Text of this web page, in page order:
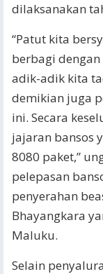
dilaksanakan
“Patut kita
berbagi
adik-adik kita
demikian juga
ini. Secara
jajaran bansos
8080 paket,”
pelepasan
penyerahan
Bhayangkara
Maluku.
Selain